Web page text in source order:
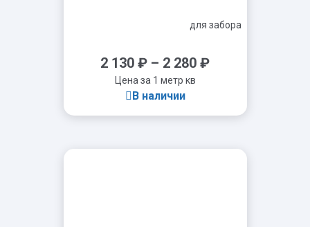
для забора
2 130 ₽ – 2 280 ₽
Цена за 1 метр кв
В наличии